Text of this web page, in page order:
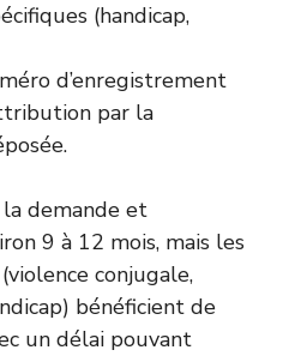
(handicap,
d’enregistrement
par la
demande et
9 à 12 mois, mais les
conjugale,
bénéficient de
un délai pouvant